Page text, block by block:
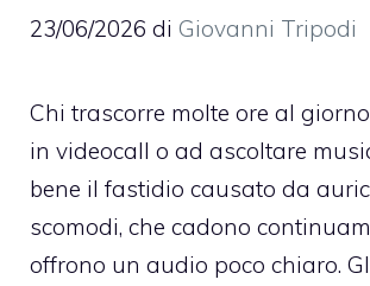
23/06/2026 di Giovanni Tripodi
Chi trascorre molte ore al
in videocall o ad ascoltare
bene il fastidio causato da
scomodi, che cadono
offrono un audio poco chiaro.